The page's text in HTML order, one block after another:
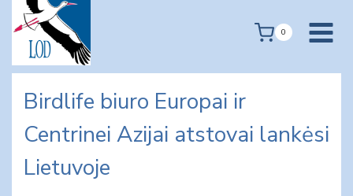
content
0
Birdlife biuro Europai ir
Centrinei Azijai atstovai lankėsi
Lietuvoje